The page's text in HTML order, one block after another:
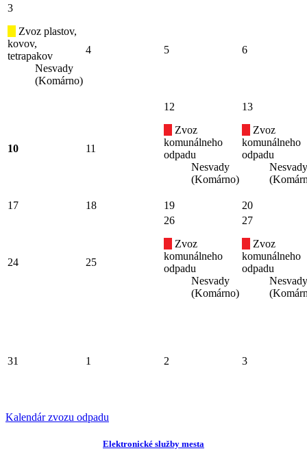
3
Zvoz plastov,
kovov,
tetrapakov
Nesvady
(Komárno)
4 5 6
10 11
12
Zvoz
komunálneho
odpadu
Nesvady
(Komárno)
13
Zvoz
komunálneho
odpadu
Nesvady
17 18 19 20
24 25
26
Zvoz
komunálneho
odpadu
Nesvady
(Komárno)
27
Zvoz
komunálneho
odpadu
Nesvady
31 1 2 3
Kalendár zvozu odpadu
Elektronické služby mesta